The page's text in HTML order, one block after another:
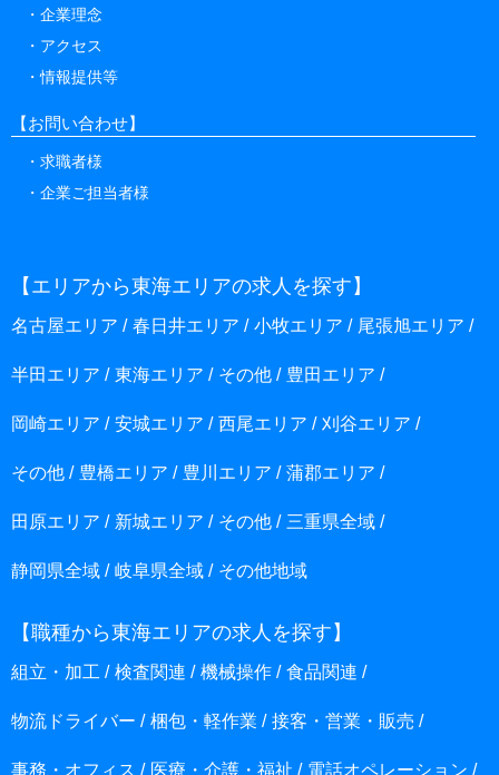
企業理念
アクセス
情報提供等
【お問い合わせ】
求職者様
企業ご担当者様
【エリアから東海エリアの求人を探す】
名古屋エリア 春日井エリア 小牧エリア 尾張旭エリア
半田エリア 東海エリア その他 豊田エリア
岡崎エリア 安城エリア 西尾エリア 刈谷エリア
その他 豊橋エリア 豊川エリア 蒲郡エリア
田原エリア 新城エリア その他 三重県全域
静岡県全域 岐阜県全域 その他地域
【職種から東海エリアの求人を探す】
組立・加工 検査関連 機械操作 食品関連
物流ドライバー 梱包・軽作業 接客・営業・販売